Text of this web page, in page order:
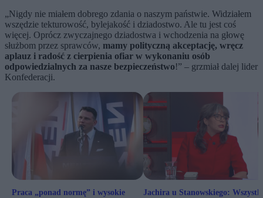
„Nigdy nie miałem dobrego zdania o naszym państwie. Widziałem
wszędzie tekturowość, bylejakość i dziadostwo. Ale tu jest coś
więcej. Oprócz zwyczajnego dziadostwa i wchodzenia na głowę
służbom przez sprawców, mamy polityczną akceptację, wręcz
aplauz i radość z cierpienia ofiar w wykonaniu osób
odpowiedzialnych za nasze bezpieczeństwo!” – grzmiał dalej lider
Konfederacji.
Praca „ponad normę” i wysokie
Jachira u Stanowskiego: